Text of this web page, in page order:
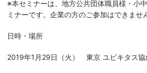
※本セミナーは、地方公共団体職員様・小
ミナーです。企業の方のご参加はできませ
日時・場所
2019年1月29日（火） 東京 ユビキタス協